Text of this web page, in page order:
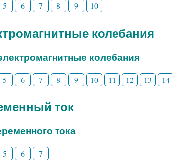
5 6 7 8 9 10
колебания
колебания
5 6 7 8 9 10 11 12 13 14
ток
тока
5 6 7